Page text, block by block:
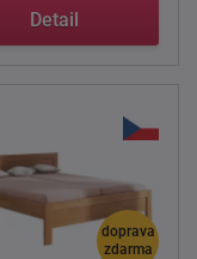
Detail
doprava
zdarma